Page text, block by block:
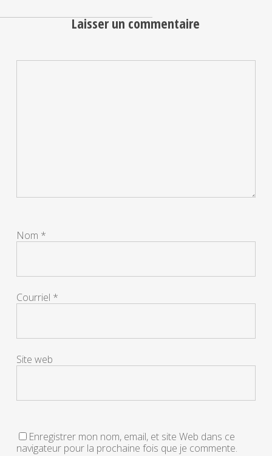
Laisser un commentaire
Nom *
Courriel *
Site web
Enregistrer mon nom, email, et site Web dans ce
navigateur pour la prochaine fois que je commente.